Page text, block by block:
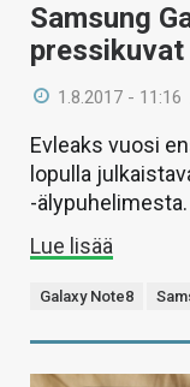
Samsung
1.8.2017 - 11:16
Evleaks vuosi
lopulla
-älypuhelimesta.
Lue lisää
Galaxy Note8